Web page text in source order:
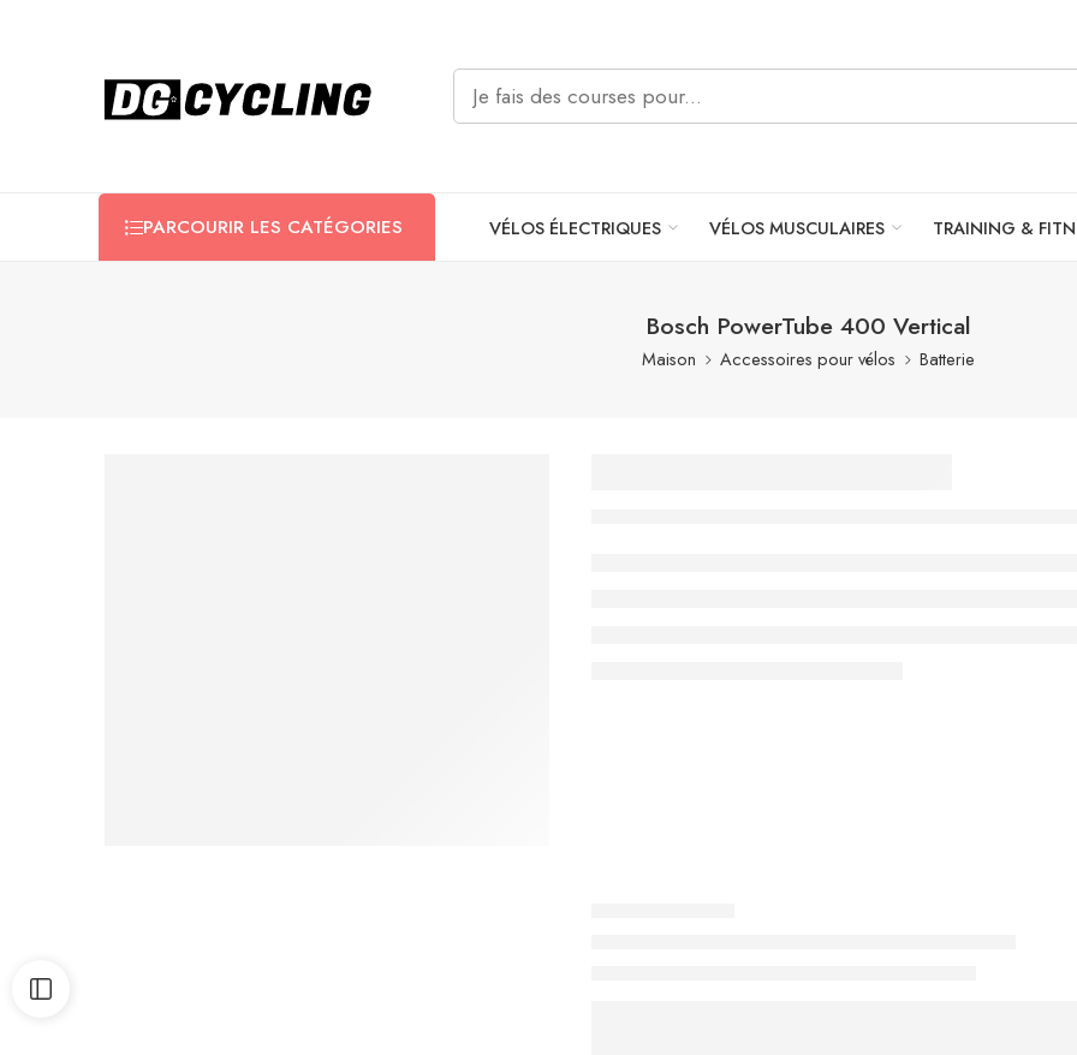
PARCOURIR LES CATÉGORIES VÉLOS ÉLECTRIQUES VÉLOS MUSCULAIRES TRAINING &
Bosch PowerTube 400 Vertical
Maison Accessoires pour vélos Batterie